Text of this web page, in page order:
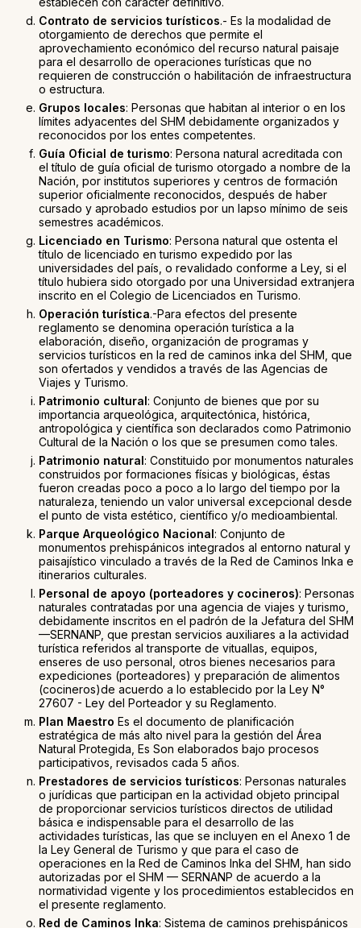
Contrato de servicios turísticos.- Es la modalidad de
otorgamiento de derechos que permite el
aprovechamiento económico del recurso natural paisaje
para el desarrollo de operaciones turísticas que no
requieren de construcción o habilitación de infraestructura
o estructura.
Grupos locales: Personas que habitan al interior o en los
límites adyacentes del SHM debidamente organizados y
reconocidos por los entes competentes.
Guía Oficial de turismo: Persona natural acreditada con
el título de guía oficial de turismo otorgado a nombre de la
Nación, por institutos superiores y centros de formación
superior oficialmente reconocidos, después de haber
cursado y aprobado estudios por un lapso mínimo de seis
semestres académicos.
Licenciado en Turismo: Persona natural que ostenta el
título de licenciado en turismo expedido por las
universidades del país, o revalidado conforme a Ley, si el
título hubiera sido otorgado por una Universidad extranjera
inscrito en el Colegio de Licenciados en Turismo.
Operación turística.-Para efectos del presente
reglamento se denomina operación turística a la
elaboración, diseño, organización de programas y
servicios turísticos en la red de caminos inka del SHM, que
son ofertados y vendidos a través de las Agencias de
Viajes y Turismo.
Patrimonio cultural: Conjunto de bienes que por su
importancia arqueológica, arquitectónica, histórica,
antropológica y científica son declarados como Patrimonio
Cultural de la Nación o los que se presumen como tales.
Patrimonio natural: Constituido por monumentos naturales
construidos por formaciones físicas y biológicas, éstas
fueron creadas poco a poco a lo largo del tiempo por la
naturaleza, teniendo un valor universal excepcional desde
el punto de vista estético, científico y/o medioambiental.
Parque Arqueológico Nacional: Conjunto de
monumentos prehispánicos integrados al entorno natural y
paisajístico vinculado a través de la Red de Caminos Inka e
itinerarios culturales.
Personal de apoyo (porteadores y cocineros): Personas
naturales contratadas por una agencia de viajes y turismo,
debidamente inscritos en el padrón de la Jefatura del SHM
—SERNANP, que prestan servicios auxiliares a la actividad
turística referidos al transporte de vituallas, equipos,
enseres de uso personal, otros bienes necesarios para
expediciones (porteadores) y preparación de alimentos
(cocineros)de acuerdo a lo establecido por la Ley N°
27607 - Ley del Porteador y su Reglamento.
Plan Maestro Es el documento de planificación
estratégica de más alto nivel para la gestión del Área
Natural Protegida, Es Son elaborados bajo procesos
participativos, revisados cada 5 años.
Prestadores de servicios turísticos: Personas naturales
o jurídicas que participan en la actividad objeto principal
de proporcionar servicios turísticos directos de utilidad
básica e indispensable para el desarrollo de las
actividades turísticas, las que se incluyen en el Anexo 1 de
la Ley General de Turismo y que para el caso de
operaciones en la Red de Caminos Inka del SHM, han sido
autorizadas por el SHM — SERNANP de acuerdo a la
normatividad vigente y los procedimientos establecidos en
el presente reglamento.
Red de Caminos Inka: Sistema de caminos prehispánicos